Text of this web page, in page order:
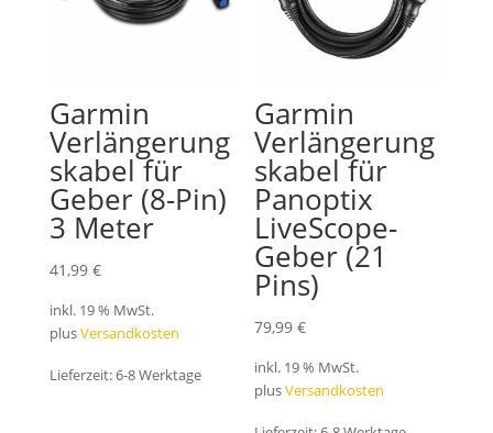
Garmin
Verlängerung
skabel für
Geber (8-Pin)
3 Meter
41,99 €
inkl. 19 % MwSt.
plusVersandkosten
Lieferzeit:6-8 Werktage
Garmin
Verlängerung
skabel für
Panoptix
LiveScope-
Geber (21
Pins)
79,99€
inkl. 19 % MwSt.
plusVersandkosten